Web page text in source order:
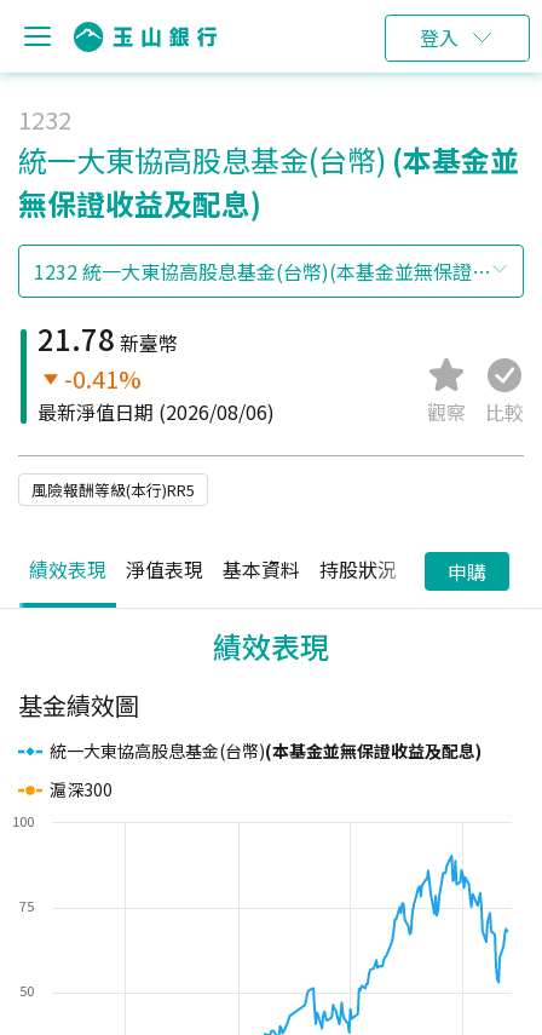
登入
1232
統一大東協高股息基金(台幣) (本基金並
無保證收益及配息)
21.78 新臺幣
-0.41%
最新淨值日期 (2026/08/06) 觀察 比較
風險報酬等級(本行)RR5
績效表現 淨值表現 基本資料 持股狀況 配息狀況
申購
績效表現
基金績效圖
統一大東協高股息基金(台幣)(本基金並無保證收益及配息)
滬深300
50
75
100